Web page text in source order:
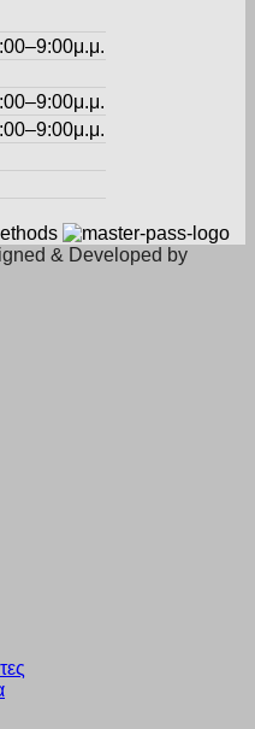
& Developed by